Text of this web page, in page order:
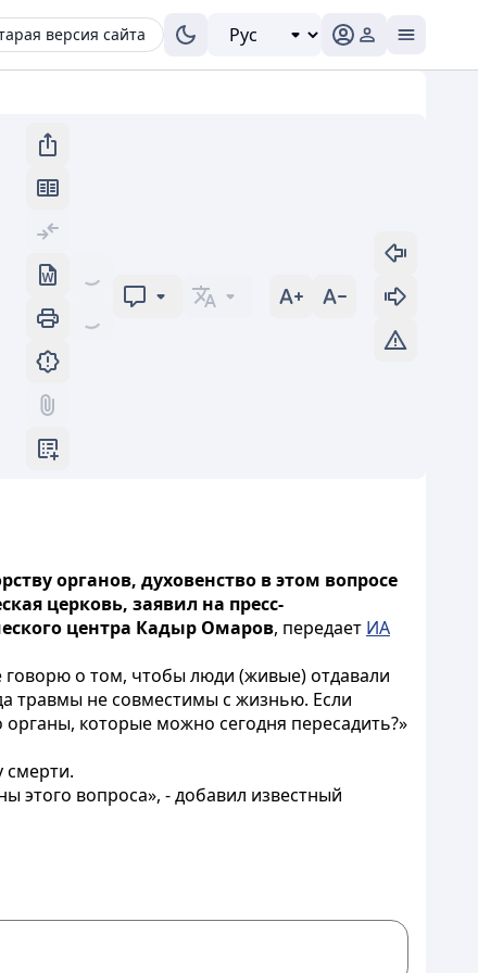
версия сайта
органов, духовенство в этом вопросе
церковь, заявил на пресс-
центра Кадыр Омаров, передает ИА
говорю о том, чтобы люди (живые) отдавали
травмы не совместимы с жизнью. Если
которые можно сегодня пересадить?»
смерти.
вопроса», - добавил известный